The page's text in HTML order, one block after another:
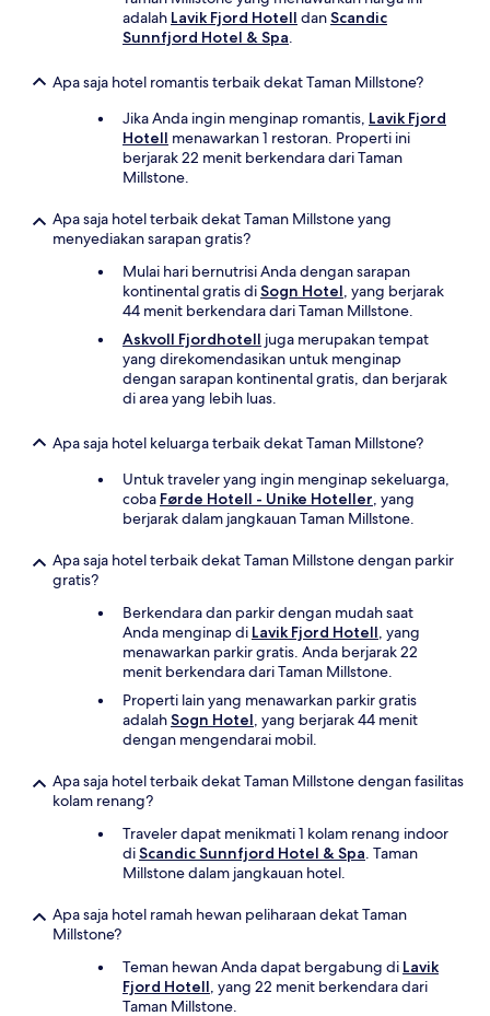
adalah Lavik Fjord Hotell danScandic
Sunnfjord Hotel & Spa.
Apa saja hotel romantis terbaik dekat Taman Millstone?
Jika Anda ingin menginap romantis, Lavik Fjord
Hotell menawarkan 1 restoran. Properti ini
berjarak 22 menit berkendara dari Taman
Millstone.
Apa saja hotel terbaik dekat Taman Millstone yang
menyediakan sarapan gratis?
Mulai hari bernutrisi Anda dengan sarapan
kontinental gratis diSogn Hotel, yang berjarak
44 menit berkendara dari Taman Millstone.
Askvoll Fjordhotell juga merupakan tempat
yang direkomendasikan untuk menginap
dengan sarapan kontinental gratis, dan berjarak
di area yang lebih luas.
Apa saja hotel keluarga terbaik dekat Taman Millstone?
Untuk traveler yang ingin menginap sekeluarga,
coba Førde Hotell - Unike Hoteller, yang
berjarak dalam jangkauan Taman Millstone.
Apa saja hotel terbaik dekat Taman Millstone dengan parkir
gratis?
Berkendara dan parkir dengan mudah saat
Anda menginap di Lavik Fjord Hotell, yang
menawarkan parkir gratis. Anda berjarak 22
menit berkendara dari Taman Millstone.
Properti lain yang menawarkan parkir gratis
adalahSogn Hotel, yang berjarak 44 menit
dengan mengendarai mobil.
Apa saja hotel terbaik dekat Taman Millstone dengan fasilitas
kolam renang?
Traveler dapat menikmati 1 kolam renang indoor
diScandic Sunnfjord Hotel & Spa. Taman
Millstone dalam jangkauan hotel.
Apa saja hotel ramah hewan peliharaan dekat Taman
Millstone?
Teman hewan Anda dapat bergabung di Lavik
Fjord Hotell, yang 22 menit berkendara dari
Taman Millstone.